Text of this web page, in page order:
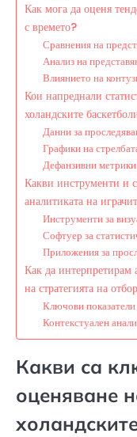
Как мога да оценя
с времето?
Сравнения на
Анализ на
Влиянието на
Кои напреднали
холандските
Данни за
Графики на
Дефанзивни
Какви инструменти и
аналитиката на
Инструменти за
Софтуер за
Приложения за
Как да интерпретирам
на стратегията на
Ключови
Контекстуален
Какви са
оценяване